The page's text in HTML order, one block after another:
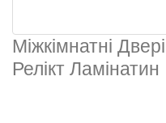
Міжкімнатні
Релікт Ламінатин